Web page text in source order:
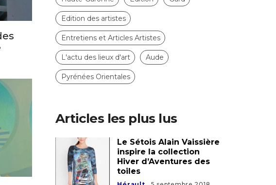
Haute-Garonne Edition Gard
Edition des artistes
Entretiens et Articles Artistes
L'actu des lieux d'art Aude
Pyrénées Orientales
Articles les plus lus
Le Sétois Alain Vaissière
inspire la collection
Hiver d’Aventures des
toiles